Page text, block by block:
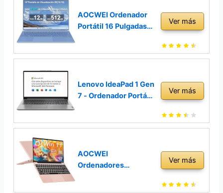
AOCWEI Ordenador
Portátil 16 Pulgadas
11 con 5G WiFi
Expansión 1TB
Bluetooth 4.2
1200 2K Pantalla-Azul
Ver más
Lenovo IdeaPad 1 Gen
7 - Ordenador Portátil
RAM, 128GB SSD,
600, Incluye
Microsoft 365,
Ver más
AOCWEI
Ordenadores
Ver más